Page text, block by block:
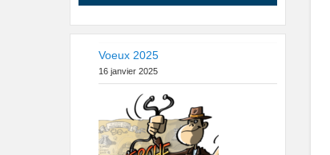
Voeux 2025
16 janvier 2025